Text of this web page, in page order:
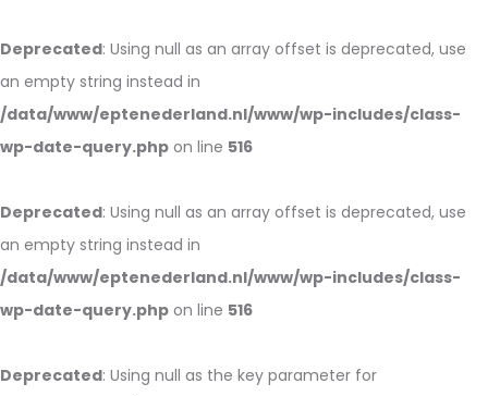
Deprecated: Using null as an array offset is deprecated, use
an empty string instead in
/data/www/eptenederland.nl/www/wp-includes/class-
wp-date-query.php on line 516
Deprecated: Using null as an array offset is deprecated, use
an empty string instead in
/data/www/eptenederland.nl/www/wp-includes/class-
wp-date-query.php on line 516
Deprecated: Using null as the key parameter for